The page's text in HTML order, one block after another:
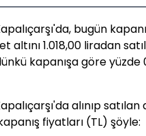
bugün
altını 1.018,00 liradan
kapanışa göre
alınıp
fiyatları (TL) şöyle: